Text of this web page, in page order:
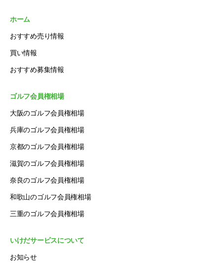
ホーム
おすすめ売り情報
買い情報
おすすめ募集情報
ゴルフ会員権相場
大阪のゴルフ会員権相場
兵庫のゴルフ会員権相場
京都のゴルフ会員権相場
滋賀のゴルフ会員権相場
奈良のゴルフ会員権相場
和歌山のゴルフ会員権相場
三重のゴルフ会員権相場
いけだサービスについて
お知らせ